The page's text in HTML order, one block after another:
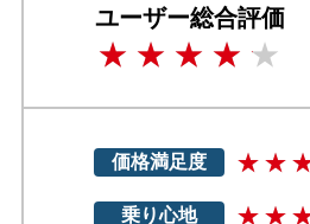
ユーザー総合評価
価格満足度
乗り心地